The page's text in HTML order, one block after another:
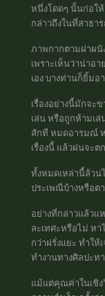
หนึ่งโดดๆ นั้นก่อใ
กล่าวถึงในที่สาธา
ภาพกากตามฝาผนั
เพราะเห็นว่าน่าอ
เอง บางท่านก็ยิ้ม
เรื่องอย่างนี้มักจะ
เล่น หรือถูกห้ามเ
สักที หมดอารมณ์ ห
เรื่องนี้ แล้วฝนจะต
ทั้งหมดเหล่านี้ล้วน
ประเพณีบ้างหรือต
อย่างที่กล่าวแล้วแ
ละเทศะหรือไม่ ห
กว่าฝรั่งแยะ ทำใ
ทำงานทางศิลปะท
แม้แต่คุณค่าในเชิง